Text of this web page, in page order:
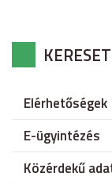
Elérhetőségek
E-ügyintézés
Közérdekű